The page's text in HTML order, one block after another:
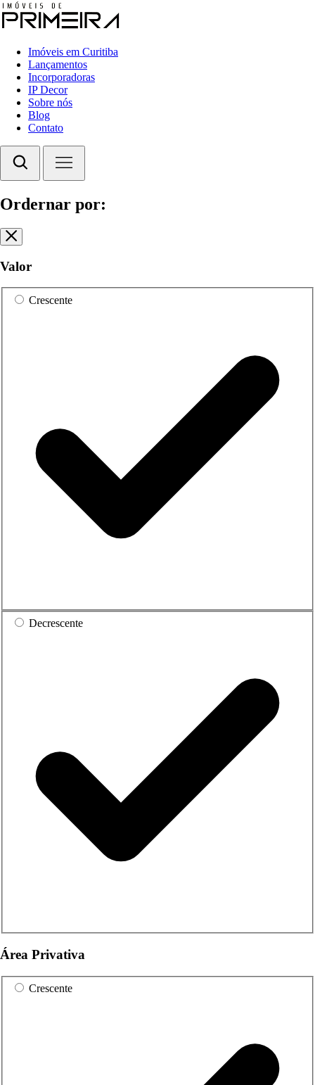
Imóveis em Curitiba
Lançamentos
Incorporadoras
IP Decor
Sobre nós
Blog
Contato
Ordernar por:
Valor
Crescente
Decrescente
Área Privativa
Crescente